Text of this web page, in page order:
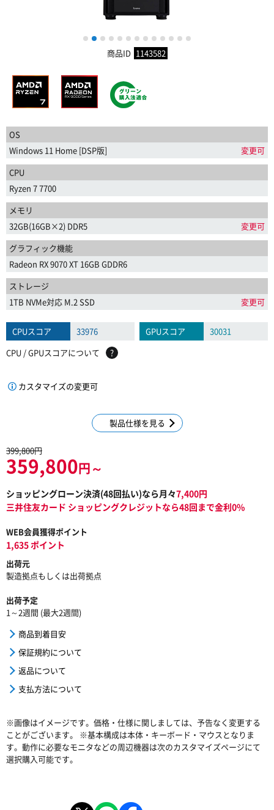
1 2 3 4 5 6 7 8 9 10 11 12
商品ID 1143582
OS
Windows 11 Home [DSP版]
変更可
CPU
Ryzen 7 7700
メモリ
32GB(16GB×2) DDR5
変更可
グラフィック機能
Radeon RX 9070 XT 16GB GDDR6
ストレージ
1TB NVMe対応 M.2 SSD
変更可
CPUスコア 33976 GPUスコア
30031
CPU / GPUスコアについて
?
カスタマイズの変更可
製品仕様を見る
399,800円
359,800円～
ショッピングローン決済(48回払い)なら月々7,400円
三井住友カード ショッピングクレジットなら48回まで金利0%
WEB会員獲得ポイント
1,635 ポイント
出荷元
製造拠点もしくは出荷拠点
出荷予定
1～2週間 (最大2週間)
商品到着目安
保証規約について
返品について
支払方法について
※画像はイメージです。価格・仕様に関しましては、予告なく変更する
ことがございます。 ※基本構成は本体・キーボード・マウスとなりま
す。動作に必要なモニタなどの周辺機器は次のカスタマイズページにて
選択購入可能です。